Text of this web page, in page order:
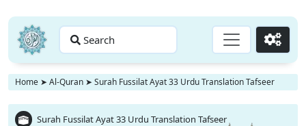
Search Go
Home ➤ Al-Quran ➤ Surah Fussilat Ayat 33 Urdu Translation Tafseer
Surah Fussilat Ayat 33 Urdu Translation Tafseer